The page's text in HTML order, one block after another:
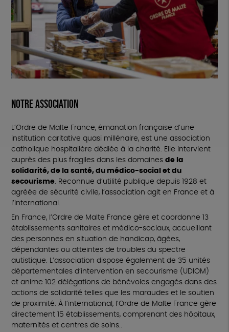
Notre association
L’Ordre de Malte France, émanation française d’une
institution caritative quasi millénaire, est une association
catholique hospitalière dédiée à la charité. Elle intervient
auprès des plus fragiles dans les domaines de la
solidarité, de la santé, du médico-social et du
secourisme. Reconnue d’utilité publique depuis 1928 et
agréée de sécurité civile, l’association agit en France et à
l’international.
En France, l’Ordre de Malte France gère et coordonne 13
établissements sanitaires et médico-sociaux, accueillant
des personnes en situation de handicap, âgées,
dépendantes ou atteintes de troubles du spectre
autistique. L’association dispose également de 35 unités
départementales d’intervention en secourisme (UDIOM)
et anime 102 délégations de bénévoles engagés dans des
actions de solidarité telles que les maraudes et le soutien
de proximité. À l’international, l’Ordre de Malte France gère
directement 15 établissements, comprenant des hôpitaux,
maternités et centres de soins..